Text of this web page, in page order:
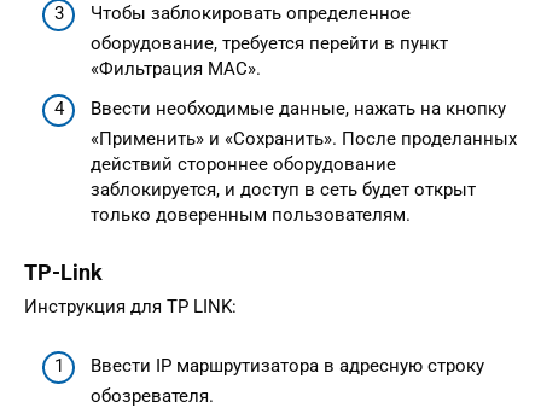
Чтобы заблокировать определенное
оборудование, требуется перейти в пункт
«Фильтрация MAC».
Ввести необходимые данные, нажать на кнопку
«Применить» и «Сохранить». После проделанных
действий стороннее оборудование
заблокируется, и доступ в сеть будет открыт
только доверенным пользователям.
TP-Link
Инструкция для TP LINK:
Ввести IP маршрутизатора в адресную строку
обозревателя.